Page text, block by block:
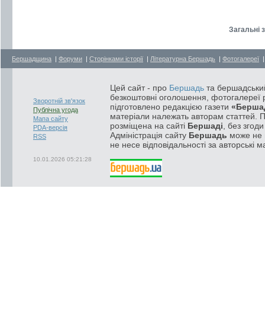
Загальні
Бершадщина | Форуми | Сторінками історії | Літературна Бершадь | Фотогалереї
Зворотній зв'язок
Публічна угода
Мапа сайту
PDA-версія
RSS
10.01.2026 05:21:28
Цей сайт - про Бершадь та
безкоштовні оголошення, фотогалереї
підготовлено редакцією газети
матеріали належать авторам статтей.
розміщена на сайті Бершаді , без
Адміністрація сайту Бершадь може не
не несе відповідальності за авторські